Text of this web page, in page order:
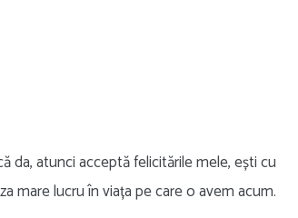
da, atunci acceptă felicitările mele, ești cu
mare lucru în viața pe care o avem acum.